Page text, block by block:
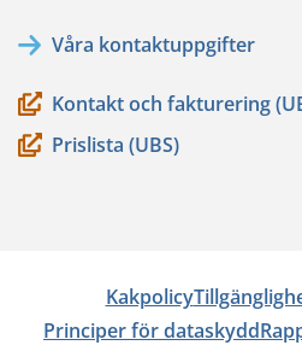
Våra kontaktuppgifter
Kontakt och fakturering
Prislista (UBS)
Kakpolicy
Principer för dataskydd